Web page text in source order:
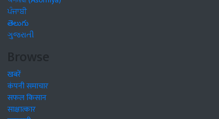
ਪੰਜਾਬੀ
తెలుగు
ગુજરાતી
Browse
खबरें
कंपनी समाचार
सफल किसान
साक्षात्कार